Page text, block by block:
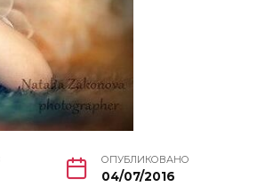
ОПУБЛИКОВАНО
04/07/2016